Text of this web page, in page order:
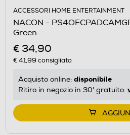
ACCESSORI HOME ENTERTAINMENT
NACON -
Green
€ 34,90
€ 41,99 consigliato
Acquisto online: disponibile
Ritiro in negozio in 30' gratuito: